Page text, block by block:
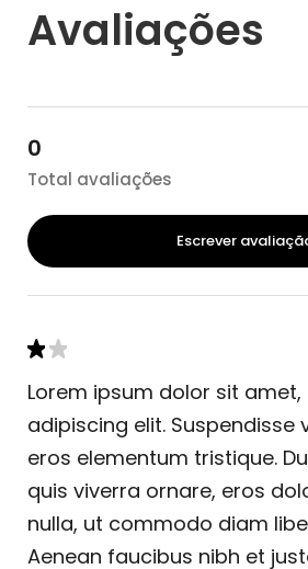
Avaliações
0
Total avaliações
Escrever
Lorem ipsum dolor sit
adipiscing elit. Suspendisse
eros elementum tristique.
quis viverra ornare, eros
nulla, ut commodo diam
Aenean faucibus nibh et